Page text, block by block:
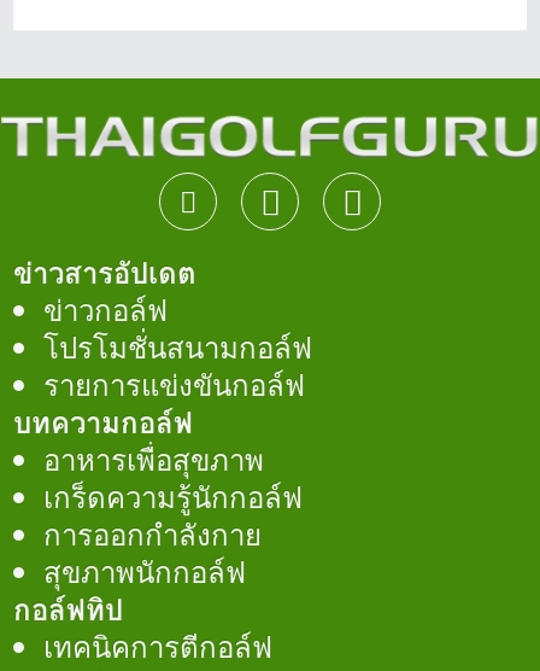
ข่าวสารอัปเดต
ข่าวกอล์ฟ
โปรโมชั่นสนามกอล์ฟ
รายการแข่งขันกอล์ฟ
บทความกอล์ฟ
อาหารเพื่อสุขภาพ
เกร็ดความรู้นักกอล์ฟ
การออกกำลังกาย
สุขภาพนักกอล์ฟ
กอล์ฟทิป
เทคนิคการตีกอล์ฟ